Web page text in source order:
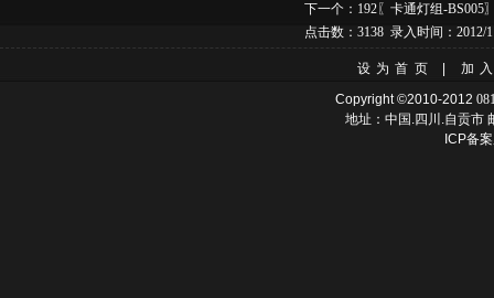
下一个： 192〖卡通灯组-BS005
点击数：3138 录入时间：2012/
设为首页 |加
Copyright ©2010-2012
地址：中国.四川.自贡
ICP备